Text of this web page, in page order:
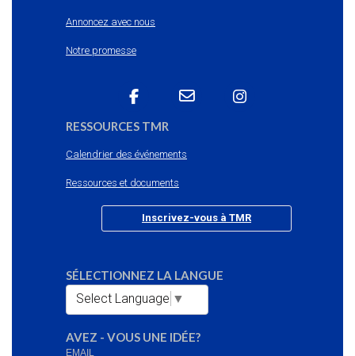
Annoncez avec nous
Notre promesse
RESSOURCES TMR
Calendrier des événements
Ressources et documents
Inscrivez-vous à TMR
SÉLECTIONNEZ LA LANGUE
Select Language ▼
AVEZ - VOUS UNE IDÉE?
EMAIL